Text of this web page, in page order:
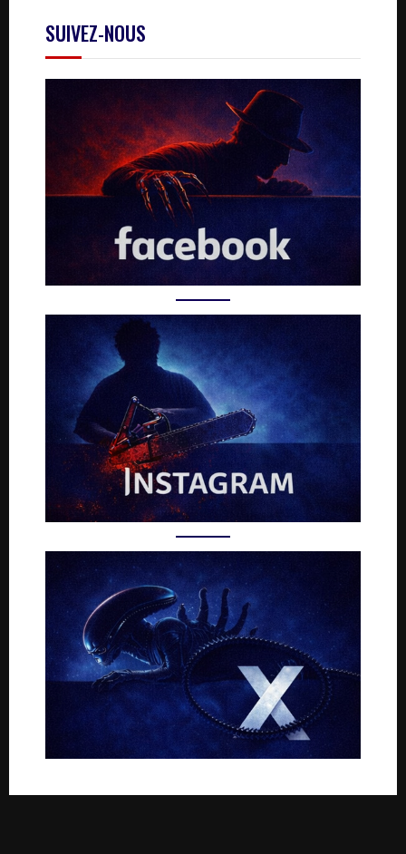
SUIVEZ-NOUS